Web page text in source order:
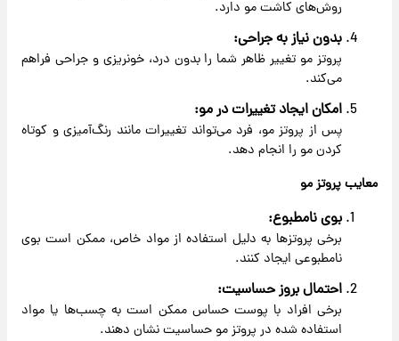
روش‌های کاشت مو دارد.
بدون نیاز به جراحی:
پروتز مو تغییر ظاهر شما را بدون درد، خونریزی و جراحی فراهم
می‌کند.
امکان ایجاد تغییرات در مو:
پس از پروتز مو، فرد می‌تواند تغییرات مانند رنگ‌آمیزی و کوتاه
کردن مو را انجام دهد.
معایب پروتز مو
بوی نامطبوع:
برخی پروتزها به دلیل استفاده از مواد خاص، ممکن است بوی
نامطبوعی ایجاد کنند.
احتمال بروز حساسیت:
برخی افراد با پوست حساس ممکن است به چسب‌ها یا مواد
استفاده شده در پروتز مو حساسیت نشان دهند.